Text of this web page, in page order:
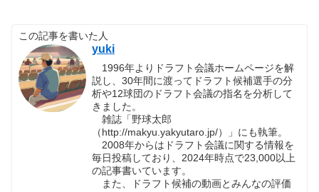
この記事を書いた人
yuki
1996年よりドラフト会議ホームページを解
説し、30年間に渡ってドラフト候補選手の分
析や12球団のドラフト会議の指名を分析して
きました。
雑誌「野球太郎
（http://makyu.yakyutaro.jp/）」にも執筆。
2008年からはドラフト会議に関する情報を
毎日投稿しており、2024年時点で23,000以上
の記事書いています。
また、ドラフト候補の動画とみんなの評価